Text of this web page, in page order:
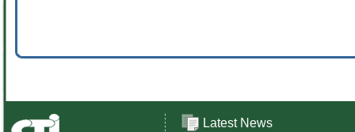
Latest News